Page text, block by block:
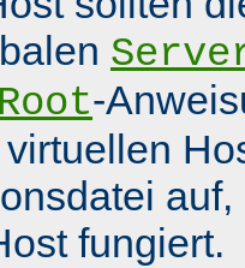
-
fungiert.